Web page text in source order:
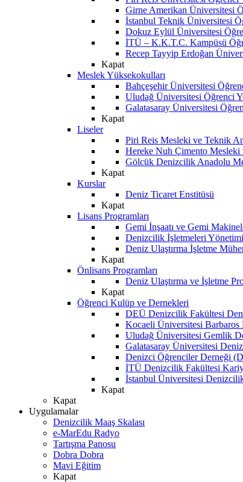
Girne Amerikan Üniversitesi
İstanbul Teknik Üniversitesi
Dokuz Eylül Üniversitesi
İTÜ – K.K.T.C. Kampüsü
Recep Tayyip Erdoğan
Kapat
Meslek Yüksekokulları
Bahçeşehir Üniversitesi
Uludağ Üniversitesi Öğrenci
Galatasaray Üniversitesi
Kapat
Liseler
Piri Reis Mesleki ve Teknik
Hereke Nuh Çimento
Gölcük Denizcilik Anadolu
Kapat
Kurslar
Deniz Ticaret Enstitüsü
Kapat
Lisans Programları
Gemi İnşaatı ve Gemi
Denizcilik İşletmeleri Yönetimi
Deniz Ulaştırma İşletme
Kapat
Önlisans Programları
Deniz Ulaştırma ve İşletme
Kapat
Öğrenci Kulüp ve Dernekleri
DEÜ Denizcilik Fakültesi
Kocaeli Üniversitesi
Uludağ Üniversitesi Gemlik
Galatasaray Üniversitesi
Denizci Öğrenciler Derneği
İTÜ Denizcilik Fakültesi
İstanbul Üniversitesi
Kapat
Kapat
Uygulamalar
Denizcilik Maaş Skalası
e-MarEdu Radyo
Tartışma Panosu
Dobra Dobra
Mavi Eğitim
Kapat